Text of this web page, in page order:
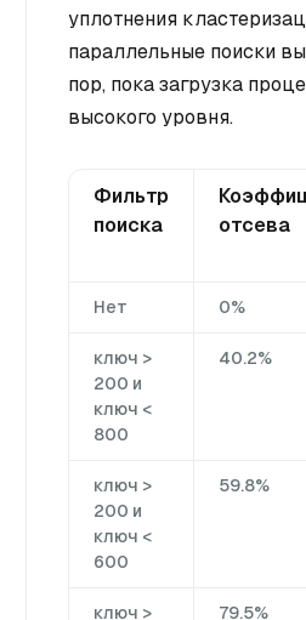
уплотнения
параллельные поиски
пор, пока загрузка
высокого уровня.
Фильтр
поиска
отсева
Нет 0%
ключ >
200 и
ключ <
800
40.2%
ключ >
200 и
ключ <
600
59.8%
ключ >
79.5%